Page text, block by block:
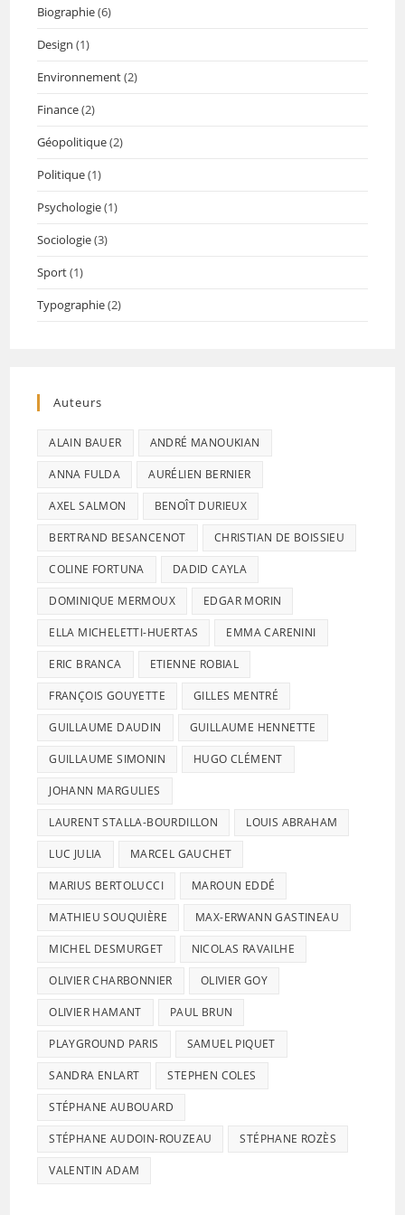
Biographie(6)
Design (1)
Environnement(2)
Finance(2)
Géopolitique(2)
Politique(1)
Psychologie(1)
Sociologie(3)
Sport(1)
Typographie(2)
Auteurs
ALAIN BAUER ANDRÉ MANOUKIAN
ANNA FULDA AURÉLIEN BERNIER
AXEL SALMON BENOÎT DURIEUX
BERTRAND BESANCENOT CHRISTIAN DE BOISSIEU
COLINE FORTUNA DADID CAYLA
DOMINIQUE MERMOUX EDGAR MORIN
ELLA MICHELETTI-HUERTAS EMMA CARENINI
ERIC BRANCA ETIENNE ROBIAL
FRANÇOIS GOUYETTE GILLES MENTRÉ
GUILLAUME DAUDIN GUILLAUME HENNETTE
GUILLAUME SIMONIN HUGO CLÉMENT
JOHANN MARGULIES
LAURENT STALLA-BOURDILLON LOUIS ABRAHAM
LUC JULIA MARCEL GAUCHET
MARIUS BERTOLUCCI MAROUN EDDÉ
MATHIEU SOUQUIÈRE MAX-ERWANN GASTINEAU
MICHEL DESMURGET NICOLAS RAVAILHE
OLIVIER CHARBONNIER OLIVIER GOY
OLIVIER HAMANT PAUL BRUN
PLAYGROUND PARIS SAMUEL PIQUET
SANDRA ENLART STEPHEN COLES
STÉPHANE AUBOUARD
STÉPHANE AUDOIN-ROUZEAU STÉPHANE ROZÈS
VALENTIN ADAM